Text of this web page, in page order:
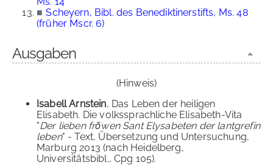
■ Scheyern, Bibl. des Benediktinerstifts, Ms. 48
(früher Mscr. 6)
Ausgaben
(Hinweis)
Isabell Arnstein, Das Leben der heiligen
Elisabeth. Die volkssprachliche Elisabeth-Vita
"Der lieben frŏwen Sant Elysabeten der lantgrefin
leben" - Text, Übersetzung und Untersuchung,
Marburg 2013 (nach Heidelberg,
Universitätsbibl., Cpg 105).